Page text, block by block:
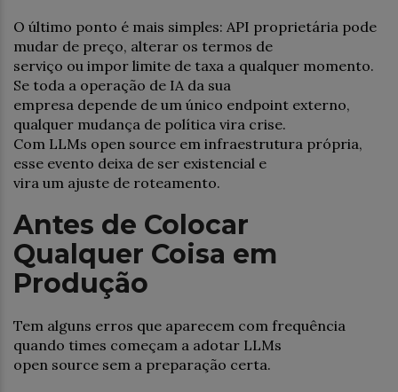
O último ponto é mais simples: API proprietária pode
mudar de preço, alterar os termos de
serviço ou impor limite de taxa a qualquer momento.
Se toda a operação de IA da sua
empresa depende de um único endpoint externo,
qualquer mudança de política vira crise.
Com LLMs open source em infraestrutura própria,
esse evento deixa de ser existencial e
vira um ajuste de roteamento.
Antes de Colocar
Qualquer Coisa em
Produção
Tem alguns erros que aparecem com frequência
quando times começam a adotar LLMs
open source sem a preparação certa.